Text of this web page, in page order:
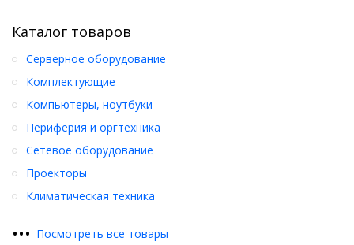
Каталог товаров
Серверное оборудование
Комплектующие
Компьютеры, ноутбуки
Периферия и оргтехника
Сетевое оборудование
Проекторы
Климатическая техника
••• Посмотреть все товары